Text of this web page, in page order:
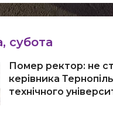
субота
Помер ректор: не
керівника
технічного